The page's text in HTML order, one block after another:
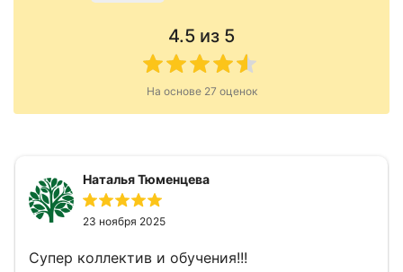
4.5 из 5
На основе 27 оценок
Наталья Тюменцева
23 ноября 2025
Супер коллектив и обучения!!!